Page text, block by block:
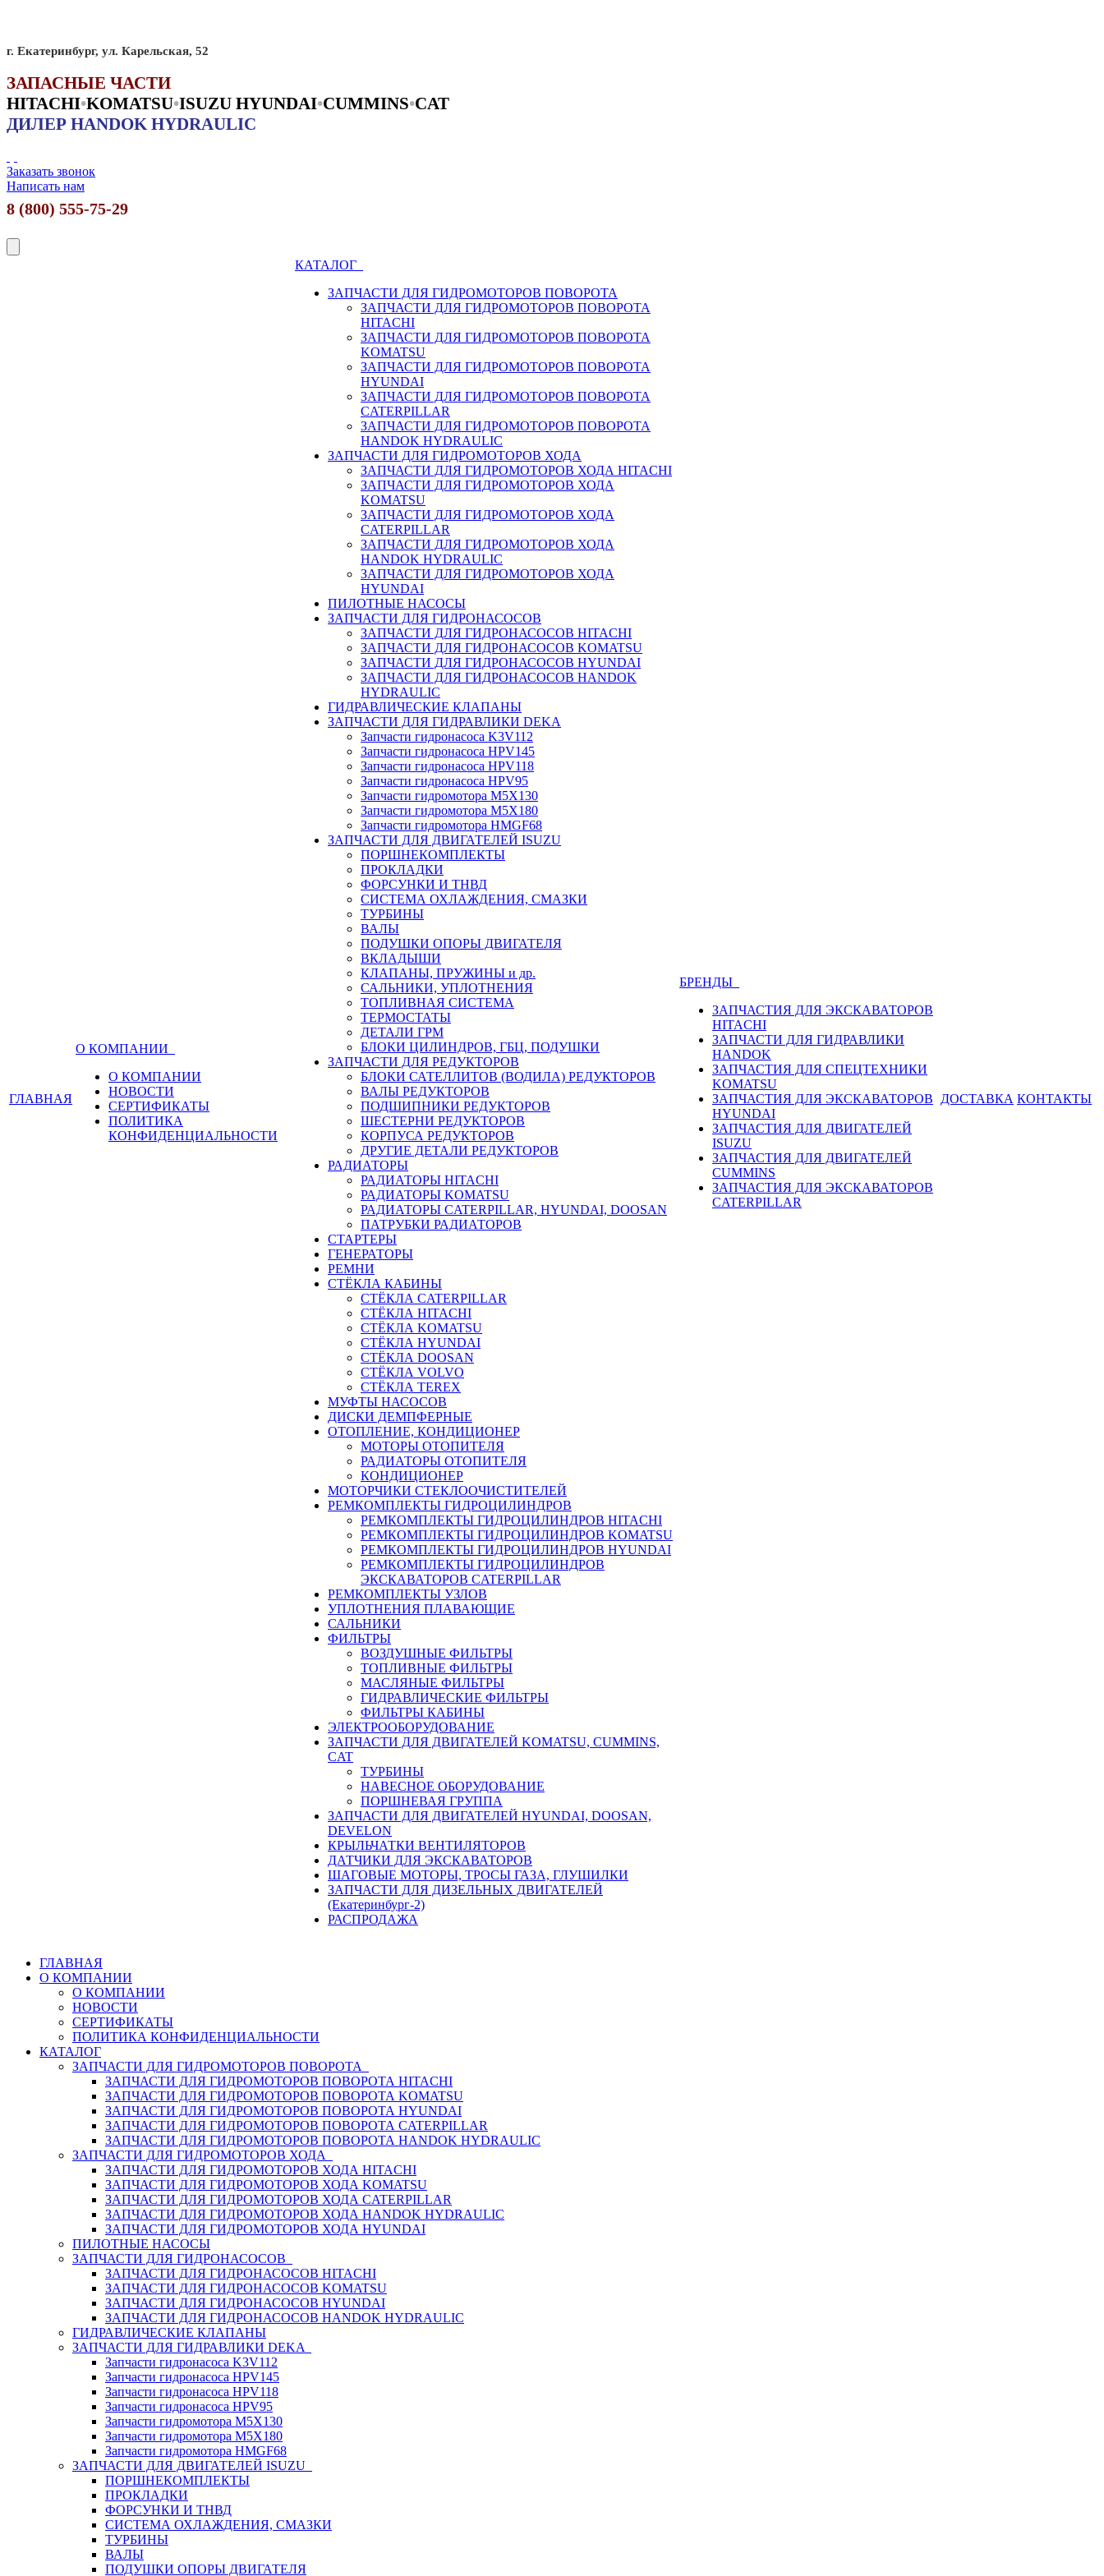
г. Екатеринбург, ул. Карельская, 52
ЗАПАСНЫЕ ЧАСТИ
HITACHI•KOMATSU•ISUZU HYUNDAI•CUMMINS•CAT
ДИЛЕР HANDOK HYDRAULIC
Заказать звонок
Написать нам
8 (800) 555-75-29
ГЛАВНАЯ
О КОМПАНИИ
О КОМПАНИИ
НОВОСТИ
СЕРТИФИКАТЫ
ПОЛИТИКА
КОНФИДЕНЦИАЛЬНОСТИ
КАТАЛОГ
ЗАПЧАСТИ ДЛЯ ГИДРОМОТОРОВ ПОВОРОТА
ЗАПЧАСТИ ДЛЯ ГИДРОМОТОРОВ ПОВОРОТА
HITACHI
ЗАПЧАСТИ ДЛЯ ГИДРОМОТОРОВ ПОВОРОТА
KOMATSU
ЗАПЧАСТИ ДЛЯ ГИДРОМОТОРОВ ПОВОРОТА
HYUNDAI
ЗАПЧАСТИ ДЛЯ ГИДРОМОТОРОВ ПОВОРОТА
CATERPILLAR
ЗАПЧАСТИ ДЛЯ ГИДРОМОТОРОВ ПОВОРОТА
HANDOK HYDRAULIC
ЗАПЧАСТИ ДЛЯ ГИДРОМОТОРОВ ХОДА
ЗАПЧАСТИ ДЛЯ ГИДРОМОТОРОВ ХОДА HITACHI
ЗАПЧАСТИ ДЛЯ ГИДРОМОТОРОВ ХОДА
KOMATSU
ЗАПЧАСТИ ДЛЯ ГИДРОМОТОРОВ ХОДА
CATERPILLAR
ЗАПЧАСТИ ДЛЯ ГИДРОМОТОРОВ ХОДА
HANDOK HYDRAULIC
ЗАПЧАСТИ ДЛЯ ГИДРОМОТОРОВ ХОДА
HYUNDAI
ПИЛОТНЫЕ НАСОСЫ
ЗАПЧАСТИ ДЛЯ ГИДРОНАСОСОВ
ЗАПЧАСТИ ДЛЯ ГИДРОНАСОСОВ HITACHI
ЗАПЧАСТИ ДЛЯ ГИДРОНАСОСОВ KOMATSU
ЗАПЧАСТИ ДЛЯ ГИДРОНАСОСОВ HYUNDAI
ЗАПЧАСТИ ДЛЯ ГИДРОНАСОСОВ HANDOK
HYDRAULIC
ГИДРАВЛИЧЕСКИЕ КЛАПАНЫ
ЗАПЧАСТИ ДЛЯ ГИДРАВЛИКИ DEKA
Запчасти гидронасоса K3V112
Запчасти гидронасоса HPV145
Запчасти гидронасоса HPV118
Запчасти гидронасоса HPV95
Запчасти гидромотора M5X130
Запчасти гидромотора M5X180
Запчасти гидромотора HMGF68
ЗАПЧАСТИ ДЛЯ ДВИГАТЕЛЕЙ ISUZU
ПОРШНЕКОМПЛЕКТЫ
ПРОКЛАДКИ
ФОРСУНКИ И ТНВД
СИСТЕМА ОХЛАЖДЕНИЯ, СМАЗКИ
ТУРБИНЫ
ВАЛЫ
ПОДУШКИ ОПОРЫ ДВИГАТЕЛЯ
ВКЛАДЫШИ
КЛАПАНЫ, ПРУЖИНЫ и др.
САЛЬНИКИ, УПЛОТНЕНИЯ
ТОПЛИВНАЯ СИСТЕМА
ТЕРМОСТАТЫ
ДЕТАЛИ ГРМ
БЛОКИ ЦИЛИНДРОВ, ГБЦ, ПОДУШКИ
ЗАПЧАСТИ ДЛЯ РЕДУКТОРОВ
БЛОКИ САТЕЛЛИТОВ (ВОДИЛА) РЕДУКТОРОВ
ВАЛЫ РЕДУКТОРОВ
ПОДШИПНИКИ РЕДУКТОРОВ
ШЕСТЕРНИ РЕДУКТОРОВ
КОРПУСА РЕДУКТОРОВ
ДРУГИЕ ДЕТАЛИ РЕДУКТОРОВ
РАДИАТОРЫ
РАДИАТОРЫ HITACHI
РАДИАТОРЫ KOMATSU
РАДИАТОРЫ CATERPILLAR, HYUNDAI, DOOSAN
ПАТРУБКИ РАДИАТОРОВ
СТАРТЕРЫ
ГЕНЕРАТОРЫ
РЕМНИ
СТЁКЛА КАБИНЫ
СТЁКЛА CATERPILLAR
СТЁКЛА HITACHI
СТЁКЛА KOMATSU
СТЁКЛА HYUNDAI
СТЁКЛА DOOSAN
СТЁКЛА VOLVO
СТЁКЛА TEREX
МУФТЫ НАСОСОВ
ДИСКИ ДЕМПФЕРНЫЕ
ОТОПЛЕНИЕ, КОНДИЦИОНЕР
МОТОРЫ ОТОПИТЕЛЯ
РАДИАТОРЫ ОТОПИТЕЛЯ
КОНДИЦИОНЕР
МОТОРЧИКИ СТЕКЛООЧИСТИТЕЛЕЙ
РЕМКОМПЛЕКТЫ ГИДРОЦИЛИНДРОВ
РЕМКОМПЛЕКТЫ ГИДРОЦИЛИНДРОВ HITACHI
РЕМКОМПЛЕКТЫ ГИДРОЦИЛИНДРОВ KOMATSU
РЕМКОМПЛЕКТЫ ГИДРОЦИЛИНДРОВ HYUNDAI
РЕМКОМПЛЕКТЫ ГИДРОЦИЛИНДРОВ
ЭКСКАВАТОРОВ CATERPILLAR
РЕМКОМПЛЕКТЫ УЗЛОВ
УПЛОТНЕНИЯ ПЛАВАЮЩИЕ
САЛЬНИКИ
ФИЛЬТРЫ
ВОЗДУШНЫЕ ФИЛЬТРЫ
ТОПЛИВНЫЕ ФИЛЬТРЫ
МАСЛЯНЫЕ ФИЛЬТРЫ
ГИДРАВЛИЧЕСКИЕ ФИЛЬТРЫ
ФИЛЬТРЫ КАБИНЫ
ЭЛЕКТРООБОРУДОВАНИЕ
ЗАПЧАСТИ ДЛЯ ДВИГАТЕЛЕЙ KOMATSU, CUMMINS,
CAT
ТУРБИНЫ
НАВЕСНОЕ ОБОРУДОВАНИЕ
ПОРШНЕВАЯ ГРУППА
ЗАПЧАСТИ ДЛЯ ДВИГАТЕЛЕЙ HYUNDAI, DOOSAN,
DEVELON
КРЫЛЬЧАТКИ ВЕНТИЛЯТОРОВ
ДАТЧИКИ ДЛЯ ЭКСКАВАТОРОВ
ШАГОВЫЕ МОТОРЫ, ТРОСЫ ГАЗА, ГЛУШИЛКИ
ЗАПЧАСТИ ДЛЯ ДИЗЕЛЬНЫХ ДВИГАТЕЛЕЙ
(Екатеринбург-2)
РАСПРОДАЖА
БРЕНДЫ
ЗАПЧАСТИЯ ДЛЯ ЭКСКАВАТОРОВ
HITACHI
ЗАПЧАСТИ ДЛЯ ГИДРАВЛИКИ
HANDOK
ЗАПЧАСТИЯ ДЛЯ СПЕЦТЕХНИКИ
KOMATSU
ЗАПЧАСТИЯ ДЛЯ ЭКСКАВАТОРОВ
HYUNDAI
ЗАПЧАСТИЯ ДЛЯ ДВИГАТЕЛЕЙ
ISUZU
ЗАПЧАСТИЯ ДЛЯ ДВИГАТЕЛЕЙ
CUMMINS
ЗАПЧАСТИЯ ДЛЯ ЭКСКАВАТОРОВ
CATERPILLAR
ДОСТАВКА КОНТАКТЫ
ГЛАВНАЯ
О КОМПАНИИ
О КОМПАНИИ
НОВОСТИ
СЕРТИФИКАТЫ
ПОЛИТИКА КОНФИДЕНЦИАЛЬНОСТИ
КАТАЛОГ
ЗАПЧАСТИ ДЛЯ ГИДРОМОТОРОВ ПОВОРОТА
ЗАПЧАСТИ ДЛЯ ГИДРОМОТОРОВ ПОВОРОТА HITACHI
ЗАПЧАСТИ ДЛЯ ГИДРОМОТОРОВ ПОВОРОТА KOMATSU
ЗАПЧАСТИ ДЛЯ ГИДРОМОТОРОВ ПОВОРОТА HYUNDAI
ЗАПЧАСТИ ДЛЯ ГИДРОМОТОРОВ ПОВОРОТА CATERPILLAR
ЗАПЧАСТИ ДЛЯ ГИДРОМОТОРОВ ПОВОРОТА HANDOK HYDRAULIC
ЗАПЧАСТИ ДЛЯ ГИДРОМОТОРОВ ХОДА
ЗАПЧАСТИ ДЛЯ ГИДРОМОТОРОВ ХОДА HITACHI
ЗАПЧАСТИ ДЛЯ ГИДРОМОТОРОВ ХОДА KOMATSU
ЗАПЧАСТИ ДЛЯ ГИДРОМОТОРОВ ХОДА CATERPILLAR
ЗАПЧАСТИ ДЛЯ ГИДРОМОТОРОВ ХОДА HANDOK HYDRAULIC
ЗАПЧАСТИ ДЛЯ ГИДРОМОТОРОВ ХОДА HYUNDAI
ПИЛОТНЫЕ НАСОСЫ
ЗАПЧАСТИ ДЛЯ ГИДРОНАСОСОВ
ЗАПЧАСТИ ДЛЯ ГИДРОНАСОСОВ HITACHI
ЗАПЧАСТИ ДЛЯ ГИДРОНАСОСОВ KOMATSU
ЗАПЧАСТИ ДЛЯ ГИДРОНАСОСОВ HYUNDAI
ЗАПЧАСТИ ДЛЯ ГИДРОНАСОСОВ HANDOK HYDRAULIC
ГИДРАВЛИЧЕСКИЕ КЛАПАНЫ
ЗАПЧАСТИ ДЛЯ ГИДРАВЛИКИ DEKA
Запчасти гидронасоса K3V112
Запчасти гидронасоса HPV145
Запчасти гидронасоса HPV118
Запчасти гидронасоса HPV95
Запчасти гидромотора M5X130
Запчасти гидромотора M5X180
Запчасти гидромотора HMGF68
ЗАПЧАСТИ ДЛЯ ДВИГАТЕЛЕЙ ISUZU
ПОРШНЕКОМПЛЕКТЫ
ПРОКЛАДКИ
ФОРСУНКИ И ТНВД
СИСТЕМА ОХЛАЖДЕНИЯ, СМАЗКИ
ТУРБИНЫ
ВАЛЫ
ПОДУШКИ ОПОРЫ ДВИГАТЕЛЯ